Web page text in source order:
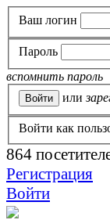
Ваш логин
Пароль
вспомнить пароль
или
Войти как
864
Регистрация
Войти